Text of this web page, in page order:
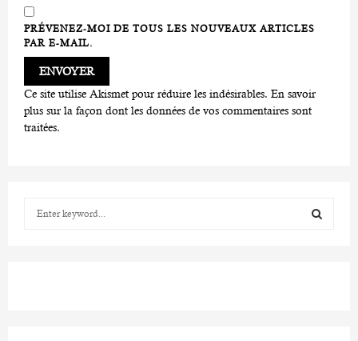
PRÉVENEZ-MOI DE TOUS LES NOUVEAUX ARTICLES
PAR E-MAIL.
Ce site utilise Akismet pour réduire les indésirables. En savoir
plus sur la façon dont les données de vos commentaires sont
traitées.